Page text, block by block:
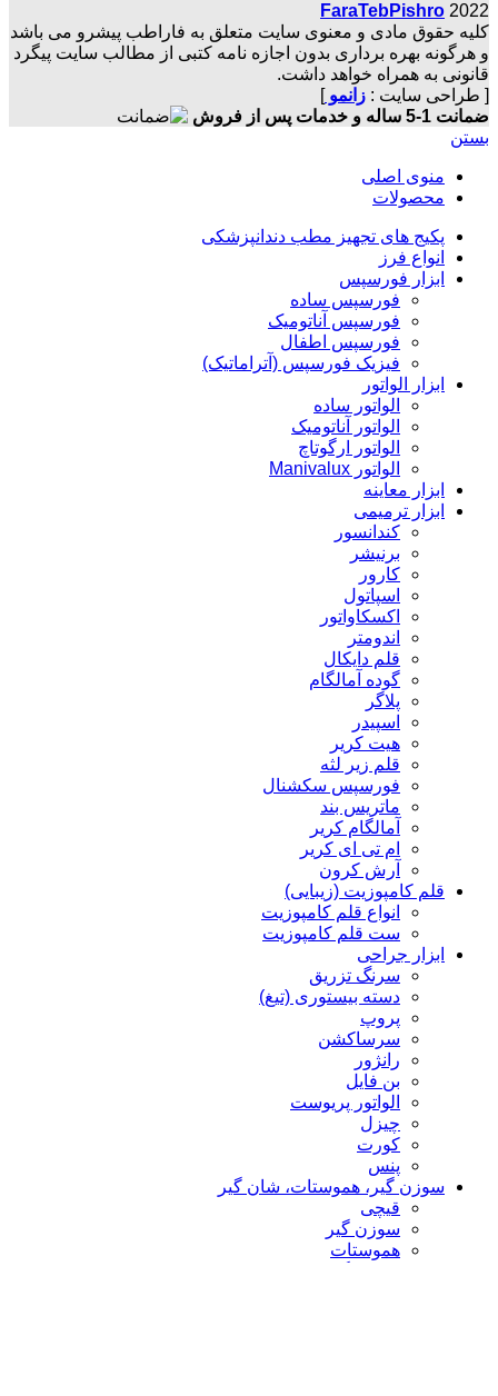
FaraTebPishro 2022
کلیه حقوق مادی و معنوی سایت متعلق به فاراطب پیشرو می باشد
و هرگونه بهره برداری بدون اجازه نامه کتبی از مطالب سایت پیگرد
قانونی به همراه خواهد داشت.
[ طراحی سایت : زانمو]
ضمانت 1-5 ساله و خدمات پس از فروش
بستن
منوی اصلی
محصولات
پکیج های تجهیز مطب دندانپزشکی
انواع فرز
ابزار فورسپس
فورسپس ساده
فورسپس آناتومیک
فورسپس اطفال
فیزیک فورسپس (آتراماتیک)
ابزار الواتور
الواتور ساده
الواتور آناتومیک
الواتور ارگوتاچ
الواتور Manivalux
ابزار معاینه
ابزار ترمیمی
کندانسور
برنیشر
کارور
اسپاتول
اکسکاواتور
اندومتر
قلم دایکال
گوده آمالگام
پلاگر
اسپیدر
هیت کریر
قلم زیر لثه
فورسپس سکشنال
ماتریس بند
آمالگام کریر
ام تی ای کریر
آرش کرون
قلم کامپوزیت (زیبایی)
انواع قلم کامپوزیت
ست قلم کامپوزیت
ابزار جراحی
سرنگ تزریق
دسته بیستوری (تیغ)
پروپ
سرساکشن
رانژور
بن فایل
الواتور پریوست
چیزل
کورت
پنس
سوزن گیر، هموستات، شان گیر
قیچی
سوزن گیر
هموستات